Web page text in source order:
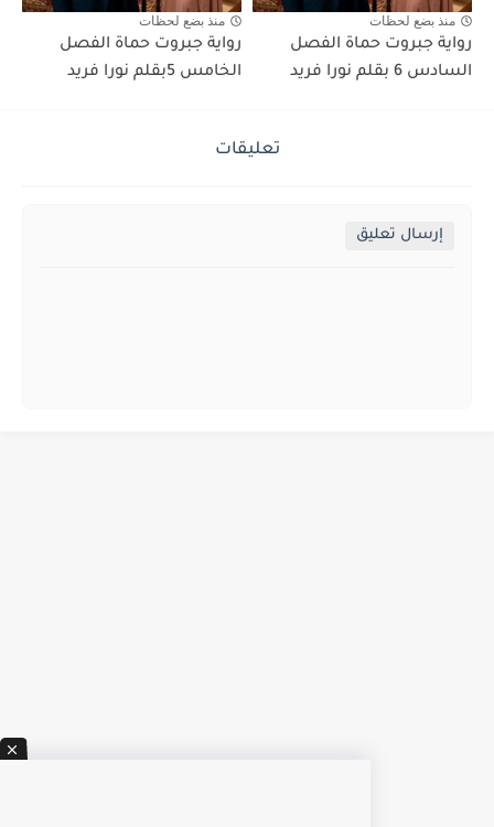
منذ بضع لحظات
رواية جبروت حماة الفصل
السادس 6 بقلم نورا فريد
منذ بضع لحظات
رواية جبروت حماة الفصل
الخامس 5بقلم نورا فريد
تعليقات
إرسال تعليق